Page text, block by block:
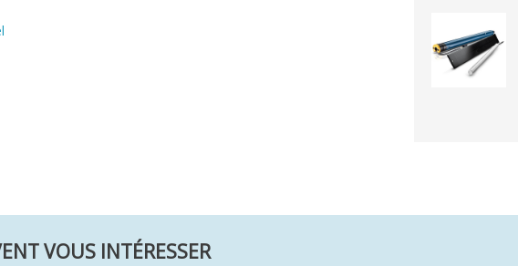
VOUS INTÉRESSER